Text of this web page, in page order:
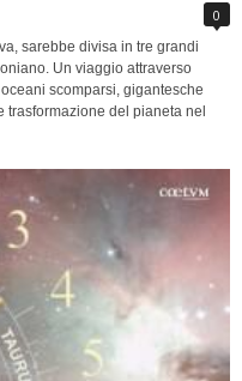
0
sarebbe divisa in tre grandi
Un viaggio attraverso
scomparsi, gigantesche
trasformazione del pianeta nel